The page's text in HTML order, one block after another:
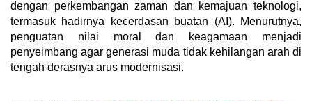
dengan perkembangan zaman dan kemajuan teknologi,
termasuk hadirnya kecerdasan buatan (AI). Menurutnya,
penguatan nilai moral dan keagamaan menjadi
penyeimbang agar generasi muda tidak kehilangan arah di
tengah derasnya arus modernisasi.